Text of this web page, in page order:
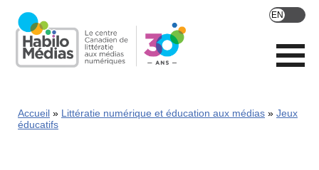
main
content
Accueil Littératie numérique et éducation aux médias
Jeux
éducatifs